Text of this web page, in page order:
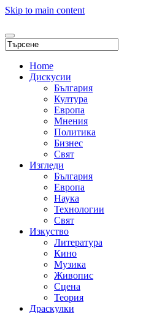
Skip to main content
Home
Дискусии
България
Култура
Европа
Мнения
Политика
Бизнес
Свят
Изгледи
България
Европа
Наука
Технологии
Свят
Изкуство
Литература
Кино
Музика
Живопис
Сцена
Теория
Драскулки